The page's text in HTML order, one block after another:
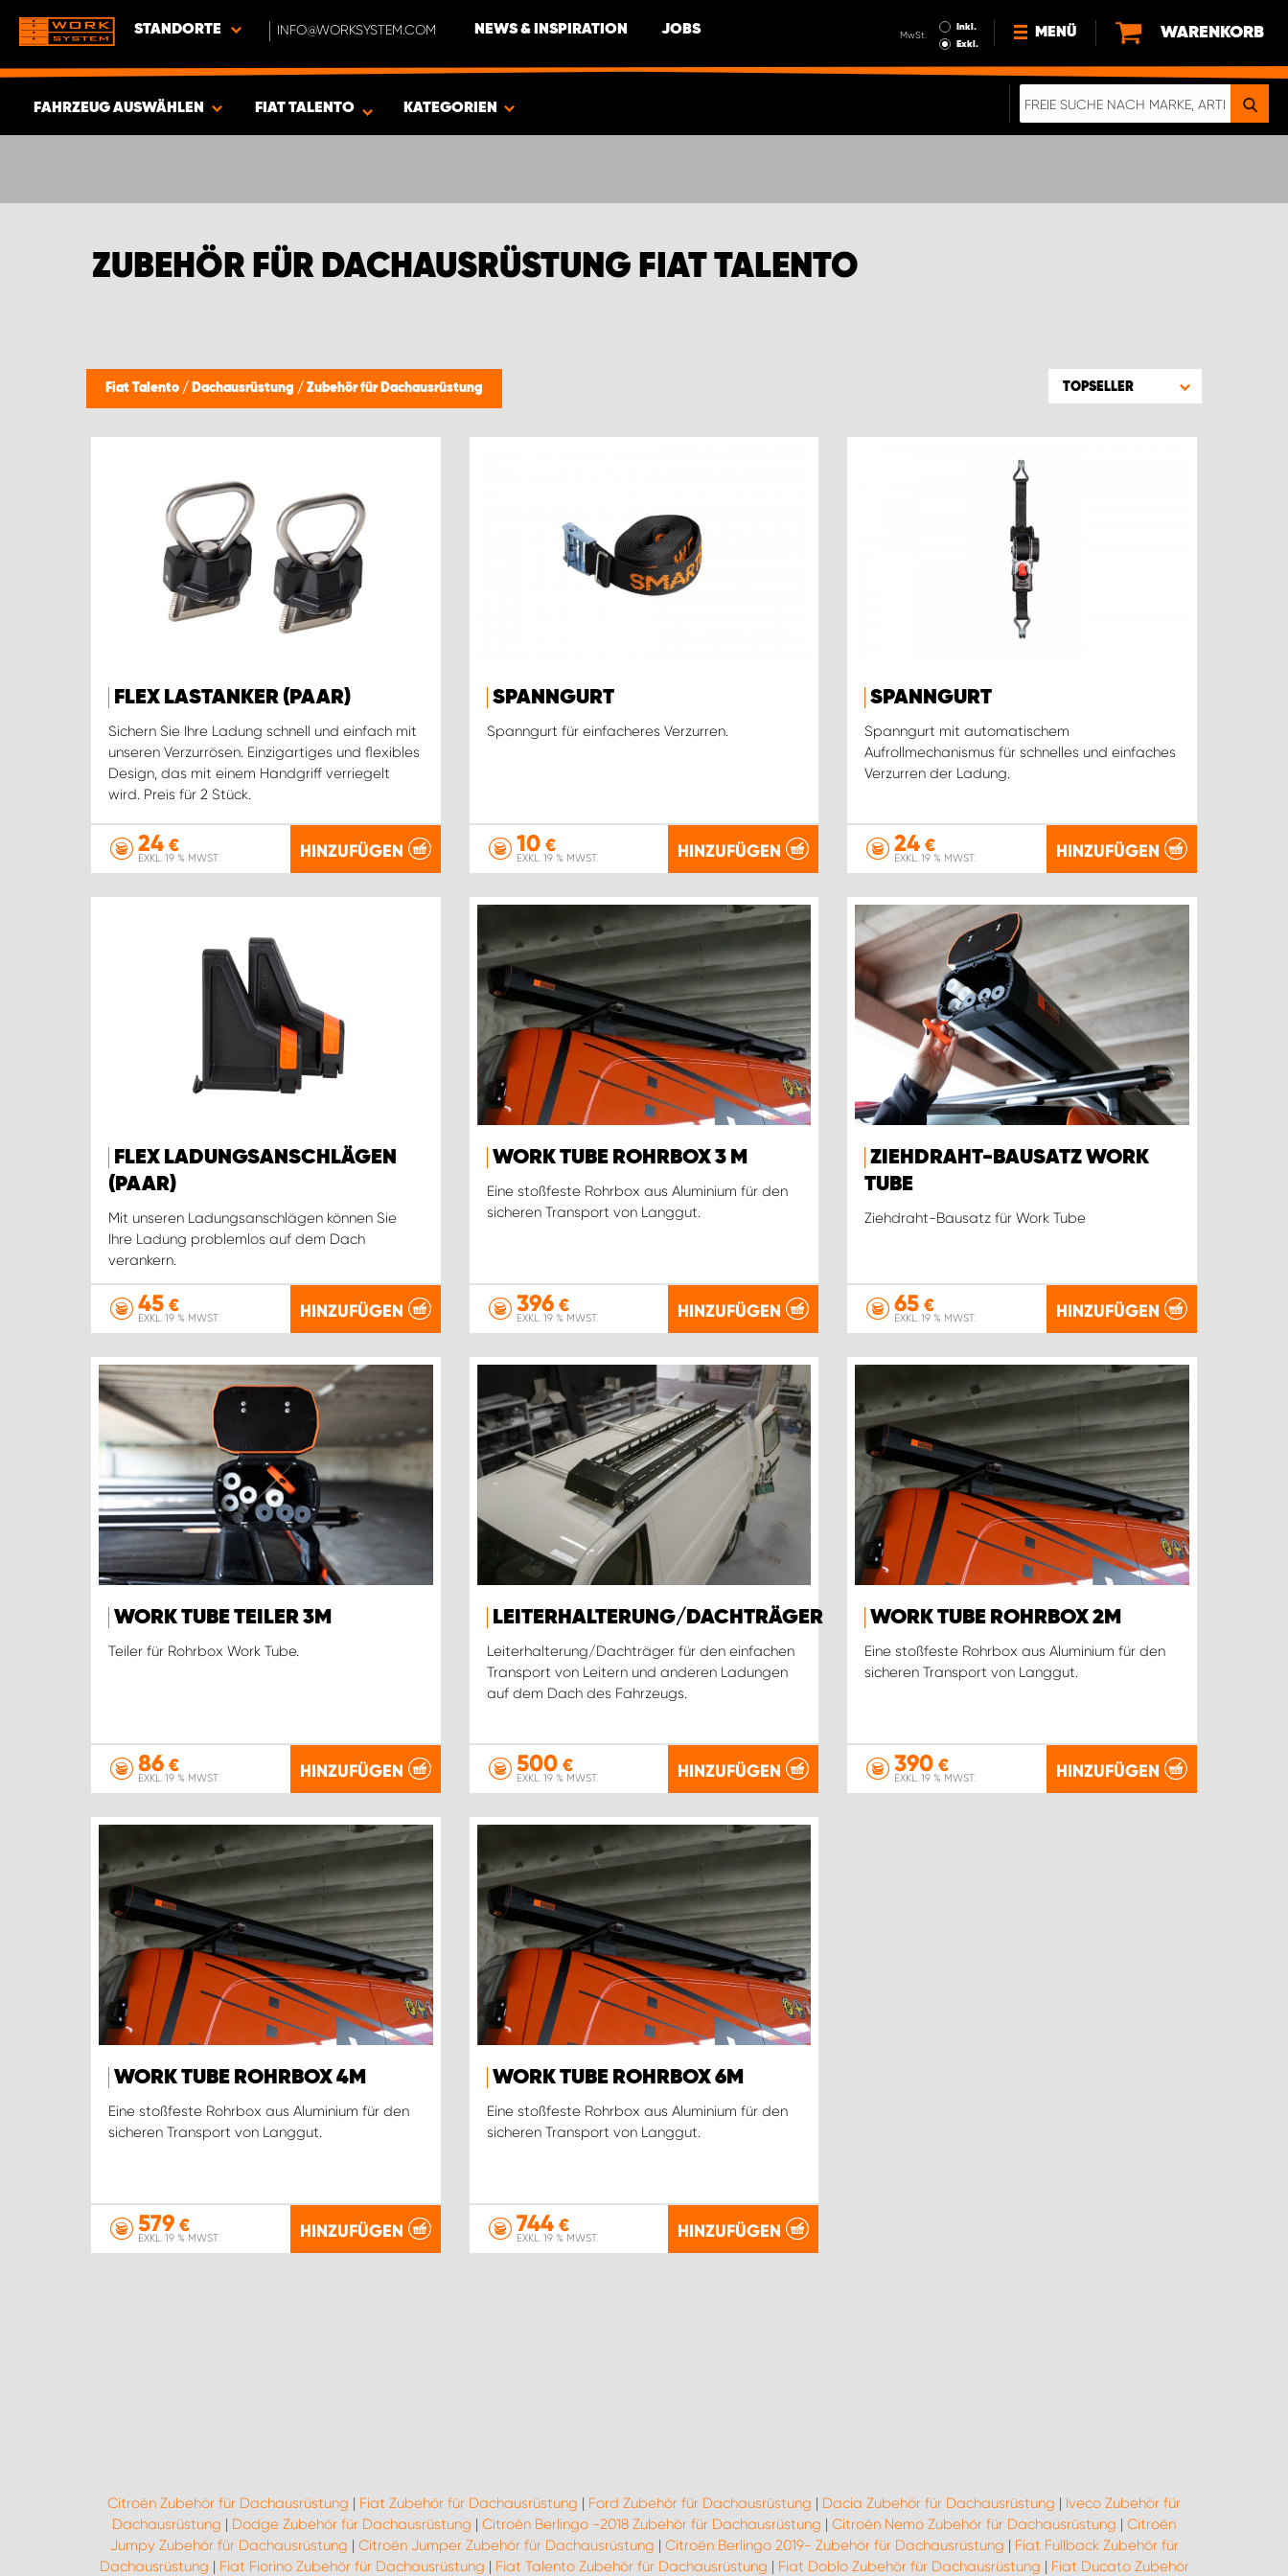
STANDORTE INFO@WORKSYSTEM.COM NEWS & INSPIRATION JOBS MwSt.
Inkl.
Exkl.
MENÜ
NEWS
WARENKORB
FAHRZEUG AUSWÄHLEN
ARTIKEL
FIAT TALENTO KATEGORIEN
ZUBEHÖR FÜR DACHAUSRÜSTUNG FIAT TALENTO
Fiat Talento / Dachausrüstung / Zubehör für Dachausrüstung TOPSELLER
FLEX LASTANKER (PAAR)
Sichern Sie Ihre Ladung schnell und einfach mit
unseren Verzurrösen. Einzigartiges und flexibles
Design, das mit einem Handgriff verriegelt
wird. Preis für 2 Stück.
24 €
EXKL. 19 % MWST. HINZUFÜGEN
SPANNGURT
Spanngurt für einfacheres Verzurren.
10€
EXKL. 19 % MWST. HINZUFÜGEN
SPANNGURT
Spanngurt mit automatischem
Aufrollmechanismus für schnelles und einfaches
Verzurren der Ladung.
24 €
EXKL. 19 % MWST. HINZUFÜGEN
FLEX LADUNGSANSCHLÄGEN
(PAAR)
Mit unseren Ladungsanschlägen können Sie
Ihre Ladung problemlos auf dem Dach
verankern.
45 €
EXKL. 19 % MWST. HINZUFÜGEN
WORK TUBE ROHRBOX 3 M
Eine stoßfeste Rohrbox aus Aluminium für den
sicheren Transport von Langgut.
396€
EXKL. 19 % MWST. HINZUFÜGEN
ZIEHDRAHT-BAUSATZ WORK
TUBE
Ziehdraht-Bausatz für Work Tube
65 €
EXKL. 19 % MWST. HINZUFÜGEN
WORK TUBE TEILER 3M
Teiler für Rohrbox Work Tube.
86 €
EXKL. 19 % MWST. HINZUFÜGEN
LEITERHALTERUNG/DACHTRÄGER
Leiterhalterung/Dachträger für den einfachen
Transport von Leitern und anderen Ladungen
auf dem Dach des Fahrzeugs.
500€
EXKL. 19 % MWST. HINZUFÜGEN
WORK TUBE ROHRBOX 2M
Eine stoßfeste Rohrbox aus Aluminium für den
sicheren Transport von Langgut.
390 €
EXKL. 19 % MWST. HINZUFÜGEN
WORK TUBE ROHRBOX 4M
Eine stoßfeste Rohrbox aus Aluminium für den
sicheren Transport von Langgut.
579 €
EXKL. 19 % MWST. HINZUFÜGEN
WORK TUBE ROHRBOX 6M
Eine stoßfeste Rohrbox aus Aluminium für den
sicheren Transport von Langgut.
744€
EXKL. 19 % MWST. HINZUFÜGEN
Citroën Zubehör für Dachausrüstung | Fiat Zubehör für Dachausrüstung | Ford Zubehör für Dachausrüstung | Dacia Zubehör für Dachausrüstung | Iveco Zubehör für
Dachausrüstung | Dodge Zubehör für Dachausrüstung | Citroën Berlingo -2018 Zubehör für Dachausrüstung | Citroën Nemo Zubehör für Dachausrüstung | Citroën
Jumpy Zubehör für Dachausrüstung | Citroën Jumper Zubehör für Dachausrüstung | Citroën Berlingo 2019- Zubehör für Dachausrüstung | Fiat Fullback Zubehör für
Dachausrüstung | Fiat Fiorino Zubehör für Dachausrüstung | Fiat Talento Zubehör für Dachausrüstung | Fiat Doblo Zubehör für Dachausrüstung | Fiat Ducato Zubehör